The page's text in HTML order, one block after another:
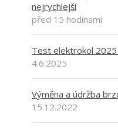
nejrychlejší
před 15 hodinami
Test elektrokol
4.6.2025
Výměna a údržba
15.12.2022